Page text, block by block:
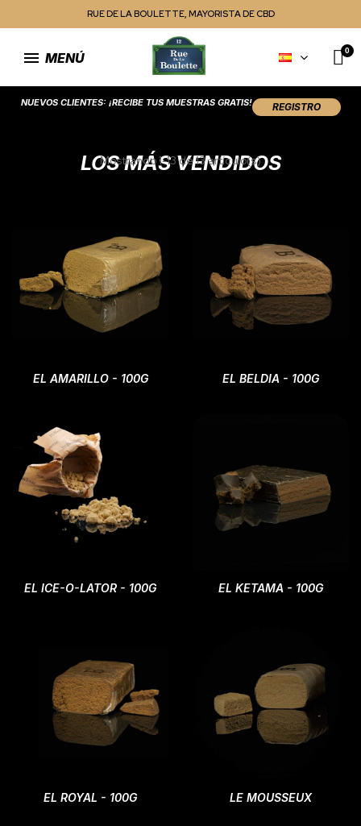
RUE DE LA BOULETTE, MAYORISTA DE CBD
MENÚ
NUEVOS CLIENTES: ¡RECIBE TUS MUESTRAS GRATIS! REGISTRO
LOS MÁS VENDIDOS
Mostrando 1-13 de 13 artículo(s)
EL AMARILLO - 100G EL BELDIA - 100G
EL ICE-O-LATOR - 100G EL KETAMA - 100G
EL ROYAL - 100G LE MOUSSEUX